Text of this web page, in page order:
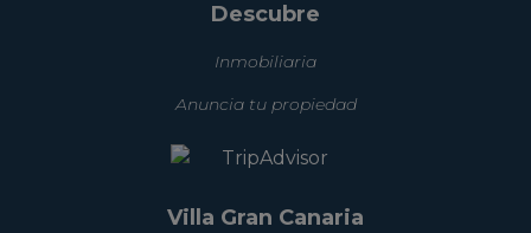
Descubre
Inmobiliaria
Anuncia tu propiedad
Villa Gran Canaria